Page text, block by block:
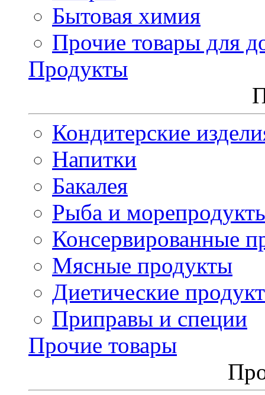
Бытовая химия
Прочие товары для
Продукты
Кондитерские
Напитки
Бакалея
Рыба и
Консервированные
Мясные продукты
Диетические
Приправы и специи
Прочие товары